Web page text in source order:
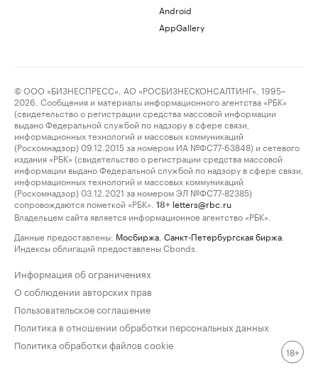
Android
AppGallery
© ООО «БИЗНЕСПРЕСС», АО «РОСБИЗНЕСКОНСАЛТИНГ», 1995–
2026. Сообщения и материалы информационного агентства «РБК»
(свидетельство о регистрации средства массовой информации
выдано Федеральной службой по надзору в сфере связи,
информационных технологий и массовых коммуникаций
(Роскомнадзор) 09.12.2015 за номером ИА №ФС77-63848) и сетевого
издания «РБК» (свидетельство о регистрации средства массовой
информации выдано Федеральной службой по надзору в сфере связи,
информационных технологий и массовых коммуникаций
(Роскомнадзор) 03.12.2021 за номером ЭЛ №ФС77-82385)
сопровождаются пометкой «РБК».
18+ letters@rbc.ru
Владельцем сайта является информационное агентство «РБК».
Данные предоставлены: Мосбиржа Санкт-Петербургская биржа
Индексы облигаций предоставлены Cbonds.
Информация об ограничениях
О соблюдении авторских прав
Пользовательское соглашение
Политика в отношении обработки персональных данных
Политика обработки файлов cookie
18+